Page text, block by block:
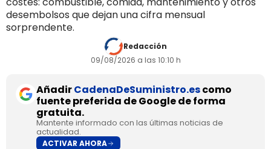
desembolsos que dejan una cifra mensual
sorprendente.
Redacción
09/08/2026 a las 10:10 h
AñadirCadenaDeSuministro.escomo
fuente preferida de Google de forma
gratuita.
Mantente informado con las últimas noticias de
actualidad.
ACTIVAR AHORA